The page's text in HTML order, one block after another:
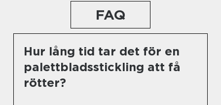
FAQ
Hur lång tid tar det för en
palettbladsstickling att få
rötter?